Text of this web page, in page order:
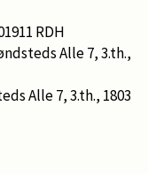
RDH
Alle 7, 3.th.,
Alle 7, 3.th., 1803